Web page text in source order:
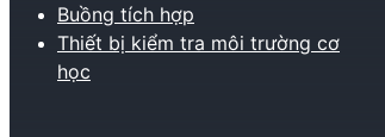
Buồng tích hợp
Thiết bị kiểm tra môi trường cơ
học